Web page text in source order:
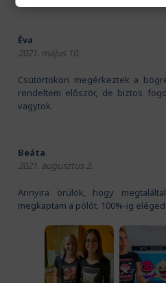
Éva
2021. május 10.
Csütörtökön megérkeztek a
rendeltem először, de biztos
vagytok.
Beáta
2021. augusztus 2.
Annyira örülök, hogy
megkaptam a pólót. 100%-ig